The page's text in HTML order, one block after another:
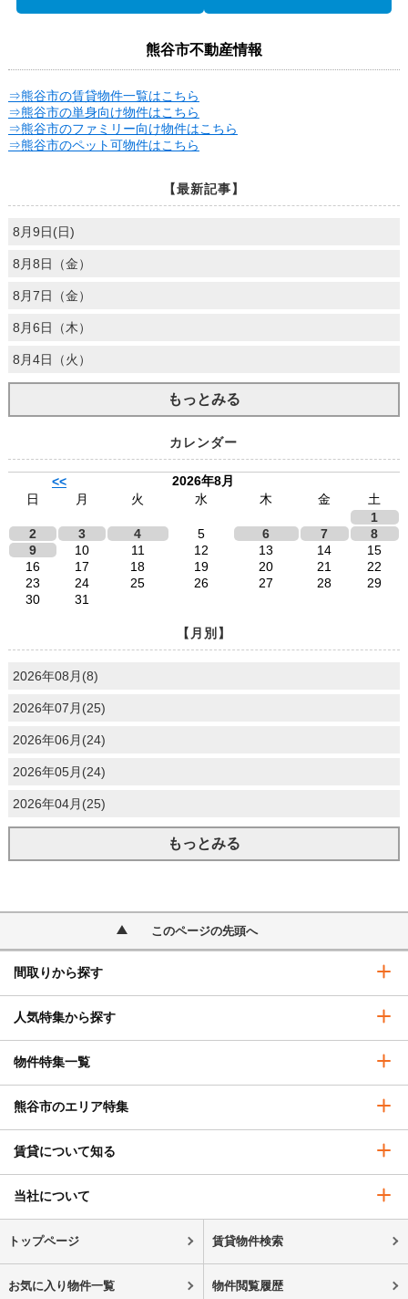
熊谷市不動産情報
⇒熊谷市の賃貸物件一覧はこちら
⇒熊谷市の単身向け物件はこちら
⇒熊谷市のファミリー向け物件はこちら
⇒熊谷市のペット可物件はこちら
【最新記事】
8月9日(日)
8月8日（金）
8月7日（金）
8月6日（木）
8月4日（火）
もっとみる
カレンダー
<<
2026年8月
日
月 火 水 木 金
土
1
2
3 4 5 6 7
8
9
10 11 12 13 14
15
16
17 18 19 20 21
22
23
24 25 26 27 28
29
30
31
【月別】
2026年08月(8)
2026年07月(25)
2026年06月(24)
2026年05月(24)
2026年04月(25)
もっとみる
このページの先頭へ
間取りから探す
人気特集から探す
物件特集一覧
熊谷市のエリア特集
賃貸について知る
当社について
トップページ 賃貸物件検索
お気に入り物件一覧 物件閲覧履歴